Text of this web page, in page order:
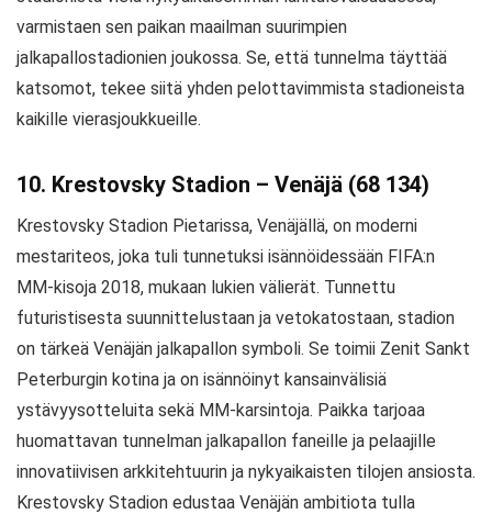
varmistaen sen paikan maailman suurimpien
jalkapallostadionien joukossa. Se, että tunnelma täyttää
katsomot, tekee siitä yhden pelottavimmista stadioneista
kaikille vierasjoukkueille.
10. Krestovsky Stadion – Venäjä (68 134)
Krestovsky Stadion Pietarissa, Venäjällä, on moderni
mestariteos, joka tuli tunnetuksi isännöidessään FIFA:n
MM-kisoja 2018, mukaan lukien välierät. Tunnettu
futuristisesta suunnittelustaan ja vetokatostaan, stadion
on tärkeä Venäjän jalkapallon symboli. Se toimii Zenit Sankt
Peterburgin kotina ja on isännöinyt kansainvälisiä
ystävyysotteluita sekä MM-karsintoja. Paikka tarjoaa
huomattavan tunnelman jalkapallon faneille ja pelaajille
innovatiivisen arkkitehtuurin ja nykyaikaisten tilojen ansiosta.
Krestovsky Stadion edustaa Venäjän ambitiota tulla